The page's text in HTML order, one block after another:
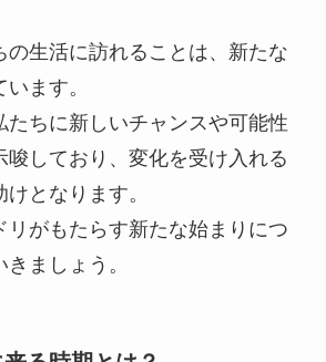
の生活に訪れることは、新たな
ます。
たちに新しいチャンスや可能性
唆しており、変化を受け入れる
となります。
リがもたらす新たな始まりにつ
ましょう。